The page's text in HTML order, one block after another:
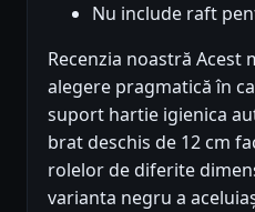
Nu include raft
Recenzia noastră Acest
alegere pragmatică în
suport hartie igienica
brat deschis de 12 cm
rolelor de diferite
varianta negru a